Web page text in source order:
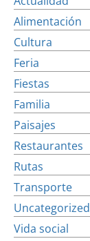
Alimentación
Cultura
Feria
Fiestas
Familia
Paisajes
Restaurantes
Rutas
Transporte
Uncategorized
Vida social